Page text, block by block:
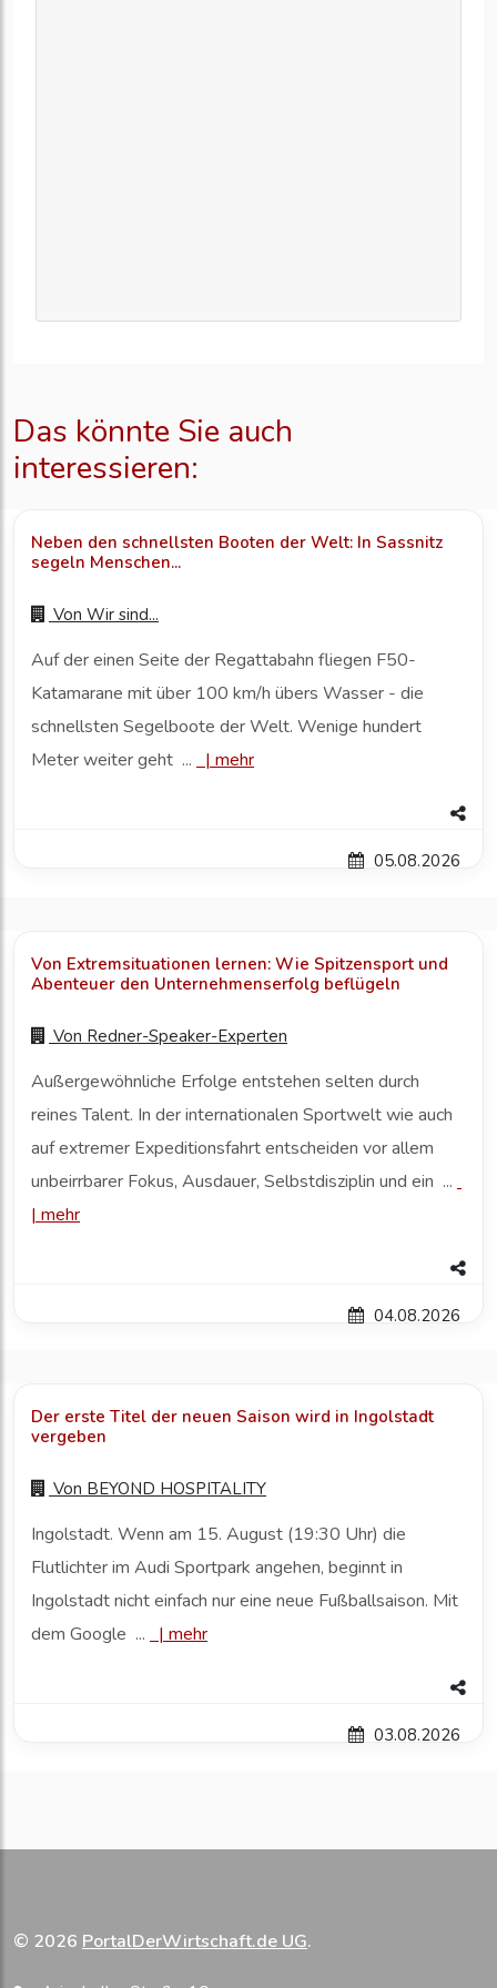
Das könnte Sie auch
interessieren:
Neben den schnellsten Booten der Welt: In Sassnitz
segeln Menschen...
Von Wir sind...
Auf der einen Seite der Regattabahn fliegen F50-
Katamarane mit über 100 km/h übers Wasser - die
schnellsten Segelboote der Welt. Wenige hundert
Meter weiter geht ...
| mehr
05.08.2026
Von Extremsituationen lernen: Wie Spitzensport und
Abenteuer den Unternehmenserfolg beflügeln
Von Redner-Speaker-Experten
Außergewöhnliche Erfolge entstehen selten durch
reines Talent. In der internationalen Sportwelt wie auch
auf extremer Expeditionsfahrt entscheiden vor allem
unbeirrbarer Fokus, Ausdauer, Selbstdisziplin und ein ...
| mehr
04.08.2026
Der erste Titel der neuen Saison wird in Ingolstadt
vergeben
Von BEYOND HOSPITALITY
Ingolstadt. Wenn am 15. August (19:30 Uhr) die
Flutlichter im Audi Sportpark angehen, beginnt in
Ingolstadt nicht einfach nur eine neue Fußballsaison. Mit
dem Google ...
| mehr
03.08.2026
© 2026 PortalDerWirtschaft.de UG.